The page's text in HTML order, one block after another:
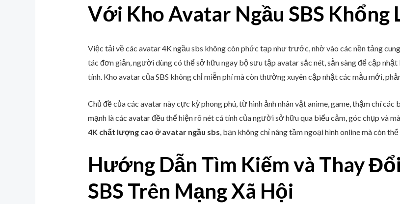
Với Kho Avatar Ngầu SBS Khổng
Việc tải về các avatar 4K ngầu sbs không còn phức tạp như trước, nhờ vào các nền tảng
tác đơn giản, người dùng có thể sở hữu ngay bộ sưu tập avatar sắc nét, sẵn sàng để cập nhật
tính. Kho avatar của SBS không chỉ miễn phí mà còn thường xuyên cập nhật các mẫu mới,
Chủ đề của các avatar này cực kỳ phong phú, từ hình ảnh nhân vật anime, game, thậm chí
mạnh là các avatar đều thể hiện rõ nét cá tính của người sở hữu qua biểu cảm, góc chụp và
4K chất lượng cao ở avatar ngầu sbs , bạn không chỉ nâng tầm ngoại hình online mà còn
Hướng Dẫn Tìm Kiếm và Thay
SBS Trên Mạng Xã Hội